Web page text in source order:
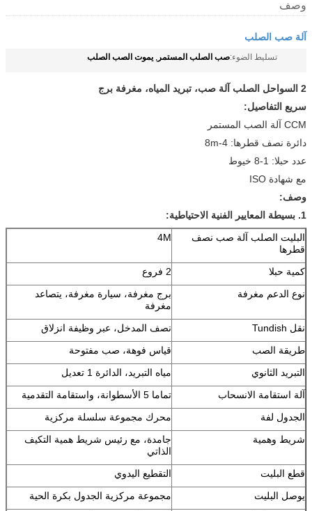
وصف
آلة صب الصلب
تسليط الضوء:صب الصلب المستمر , يموت الصب الصلب
2 السواحل الصلب آلة صب، تبريد المياه، مغرفة برج
سريع التفاصيل:
CCM آلة الصب المستمر
دائرة نصف قطرها: 4-8m
عدد حبلا: 1-8 خيوط
مع شهادة ISO
وصف:
1. بسيطة المعايير الفنية الاحتياطية:
البليت الصلب آلة صب نصف
قطرها
4M
كمية حبلا
2 فروع
نوع الدعم مغرفة
برج مغرفة، سيارة مغرفة، يتصاعد
مغرفة
نقل Tundish
نصف المدخل، عبر وظيفة انزلاق
طريقة الصب
قياس فوهة، صب مفتوحة
التبريد الثانوي
مياه التبريد، الدائرة 1 تعديل
آلة استقامة الانسحاب
تماما 5 الأسطوانة، واستقامة التقدمية
الجدول لفة
محرك مجموعة سلسلة مركزية
شريط وهمية
جامدة، مع رئيس شريط همية التكيف
الذاتي
قطع البليت
التقطيع اليدوي
يوصل البليت
مجموعة مركزية الجدول بكرة الحية